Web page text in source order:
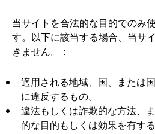
当サイトを合法的な目的でのみ
す。以下に該当する場合、当サ
きません。：
適用される地域、国、または
に違反するもの。
違法もしくは詐欺的な方法、
的な目的もしくは効果を有する